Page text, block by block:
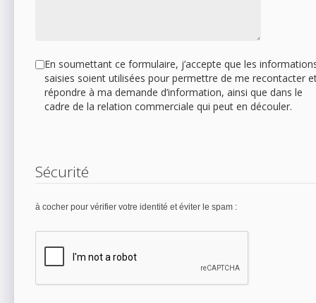
En soumettant ce formulaire, j’accepte que les
saisies soient utilisées pour permettre de me recontacter
répondre à ma demande d’information, ainsi que dans le
cadre de la relation commerciale qui peut en découler.
Sécurité
à cocher pour vérifier votre identité et éviter le spam :